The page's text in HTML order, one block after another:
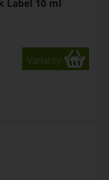
Label 10 ml
Varianty